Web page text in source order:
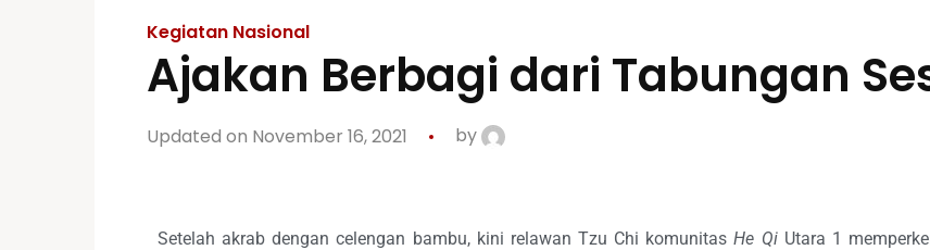
Kegiatan Nasional
Ajakan Berbagi dari Tabungan
Updated on November 16, 2021 by
Setelah akrab dengan celengan bambu, kini relawan Tzu Chi komunitasHe QiUtara 1